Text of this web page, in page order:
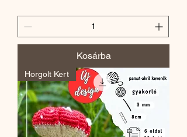
Kosárba
Horgolt Kert